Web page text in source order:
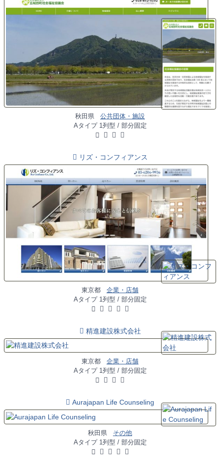
秋田県
公共団体・施設
Aタイプ 1列型 / 部分固定
リズ・コンフィアンス
東京都
企業・店舗
Aタイプ 1列型 / 部分固定
精進建設株式会社
東京都
企業・店舗
Aタイプ 1列型 / 部分固定
Aurajapan Life Counseling
秋田県
その他
Aタイプ 1列型 / 部分固定